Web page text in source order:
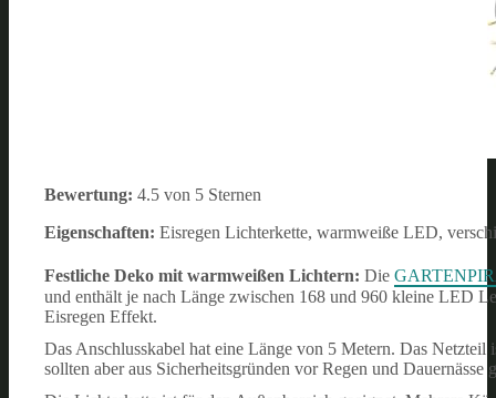
Bewertung: 4.5 von 5 Sternen
Eigenschaften: Eisregen Lichterkette, warmweiße LED,
Festliche Deko mit warmweißen Lichtern: Die
und enthält je nach Länge zwischen 168 und 960 kleine LED
Eisregen Effekt.
Das Anschlusskabel hat eine Länge von 5 Metern. Das
sollten aber aus Sicherheitsgründen vor Regen und Dauernässe